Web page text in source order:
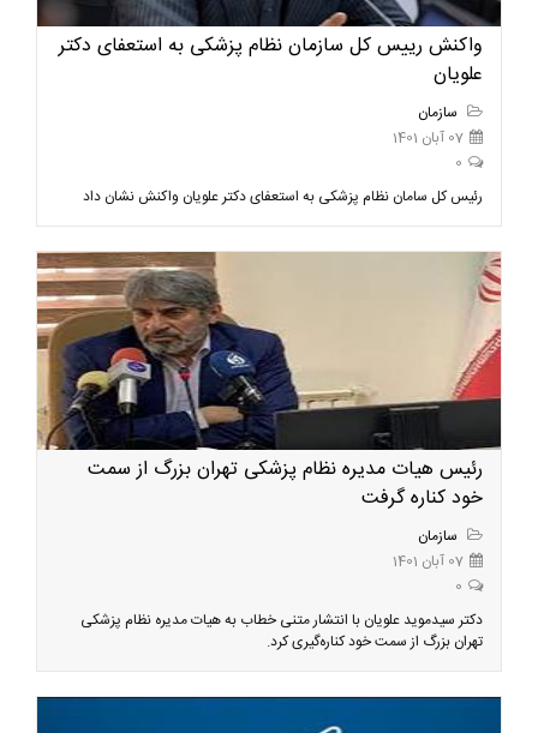
واکنش رییس کل سازمان نظام پزشکی به استعفای دکتر
علویان
سازمان
07 آبان 1401
0
رئیس کل سامان نظام پزشکی به استعفای دکتر علویان واکنش نشان داد
رئیس هیات مدیره نظام پزشکی تهران بزرگ از سمت
خود کناره گرفت
سازمان
07 آبان 1401
0
دکتر سیدموید علویان با انتشار متنی خطاب به هیات مدیره نظام پزشکی
تهران بزرگ از سمت خود کناره‌گیری کرد.